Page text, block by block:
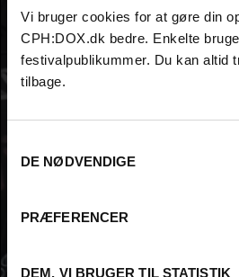
Vi bruger cookies for at gøre din
CPH:DOX.dk bedre. Enkelte
festivalpublikummer. Du kan altid
tilbage.
DE NØDVENDIGE
PRÆFERENCER
DEM, VI BRUGER TIL STATISTIK